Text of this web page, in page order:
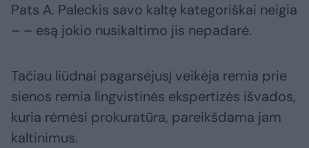
Pats A. Paleckis savo kaltę kategoriškai neigia
– – esą jokio nusikaltimo jis nepadarė.
Tačiau liūdnai pagarsėjusį veikėja remia prie
sienos remia lingvistinės ekspertizės išvados,
kuria rėmėsi prokuratūra, pareikšdama jam
kaltinimus.